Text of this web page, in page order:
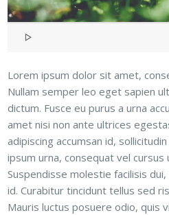
Lorem ipsum dolor sit amet,
Nullam semper leo eget sapien
dictum. Fusce eu purus a urna
amet nisi non ante ultrices
adipiscing accumsan id,
ipsum urna, consequat vel cursus
Suspendisse molestie facilisis
id. Curabitur tincidunt tellus sed
Mauris luctus posuere odio, quis